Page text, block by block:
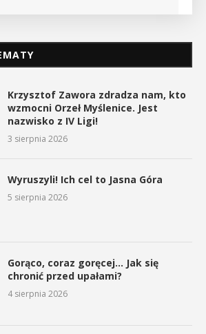
Krzysztof Zawora zdradza nam, kto
wzmocni Orzeł Myślenice. Jest
nazwisko z IV Ligi!
3 sierpnia 2026
Wyruszyli! Ich cel to Jasna Góra
5 sierpnia 2026
Gorąco, coraz goręcej… Jak się
chronić przed upałami?
4 sierpnia 2026